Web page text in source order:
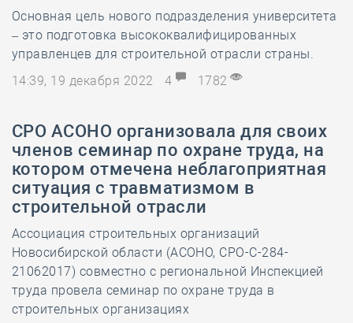
Основная цель нового подразделения университета
– это подготовка высококвалифицированных
управленцев для строительной отрасли страны.
14:39, 19 декабря 2022
4 1782
СРО АСОНО организовала для своих
членов семинар по охране труда, на
котором отмечена неблагоприятная
ситуация с травматизмом в
строительной отрасли
Ассоциация строительных организаций
Новосибирской области (АСОНО, СРО-С-284-
21062017) совместно с региональной Инспекцией
труда провела семинар по охране труда в
строительных организациях